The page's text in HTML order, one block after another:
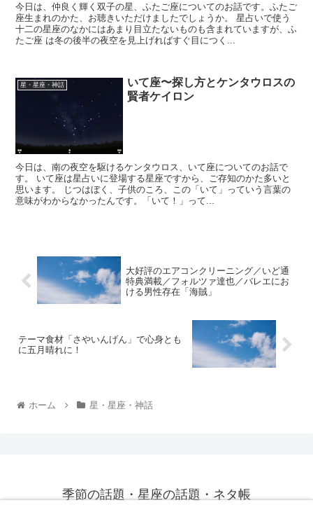
今日は、仲良く輝く双子の星、ふたご座についてのお話です。ふたご
座生まれのかた、お聴きいただけましたでしょうか。 星占いで使う
十二の星座のなかにはあまり目立たないものも含まれていますが、ふ
たご座 は冬の後半の夜空を見上げればすぐ目につく...
星・星座・神話
いて座〜探し方とケンタウロスの
賢者ケイロン
今日は、南の夜空を駆けるケンタウロス、いて座についてのお話で
す。 いて座は星占いに登場する星座ですから、ご存知のかた多いと
思います。 じつはぼく、子供のころ、この「いて」っていう言葉の
意味がわからなかったんです。「いて！」って...
大好評のエアコンクリーニング／いど通
特典満載／フォルツァ達也／バレエにお
ける男性存在「海賊」
テーマ食材「さやいんげん」で心身とも
に五月晴れに！
ホーム 星・星座・神話
季節の話題・星座の話題・ネタ帳